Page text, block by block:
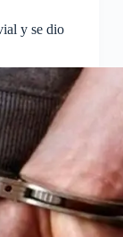
y se dio